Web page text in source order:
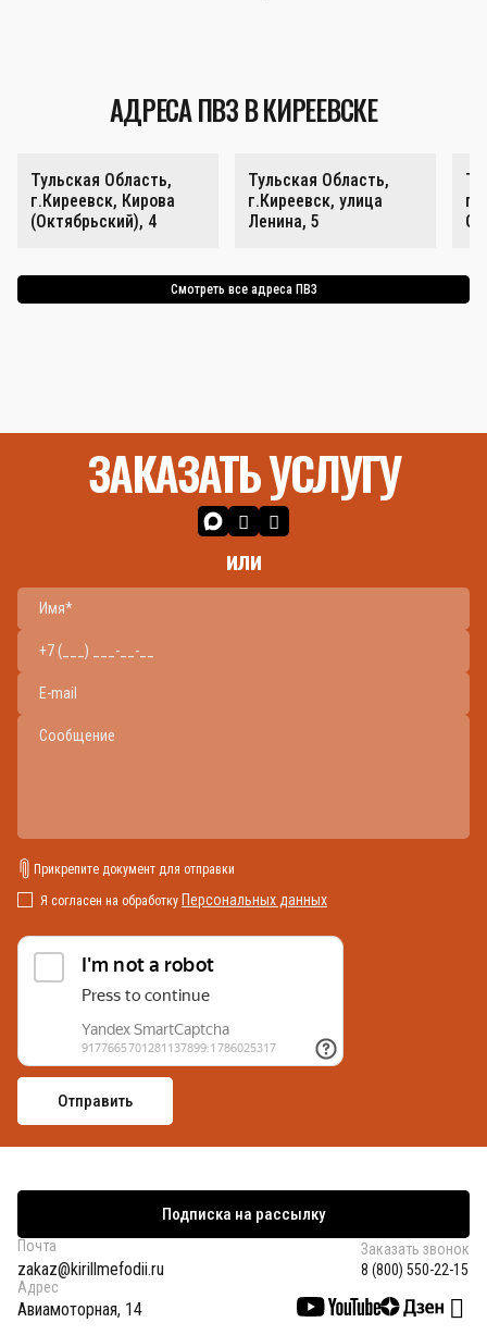
АДРЕСА ПВЗ В КИРЕЕВСКЕ
Тульская Область,
г.Киреевск, Кирова
(Октябрьский), 4
Тульская Область,
г.Киреевск, улица
Ленина, 5
Смотреть все адреса ПВЗ
ЗАКАЗАТЬ УСЛУГУ
или
Прикрепите документ для отправки
Я согласен на обработку Персональных данных
Подписка на рассылку
Почта
zakaz@kirillmefodii.ru
Заказать звонок
8 (800) 550-22-15
Адрес
Авиамоторная, 14